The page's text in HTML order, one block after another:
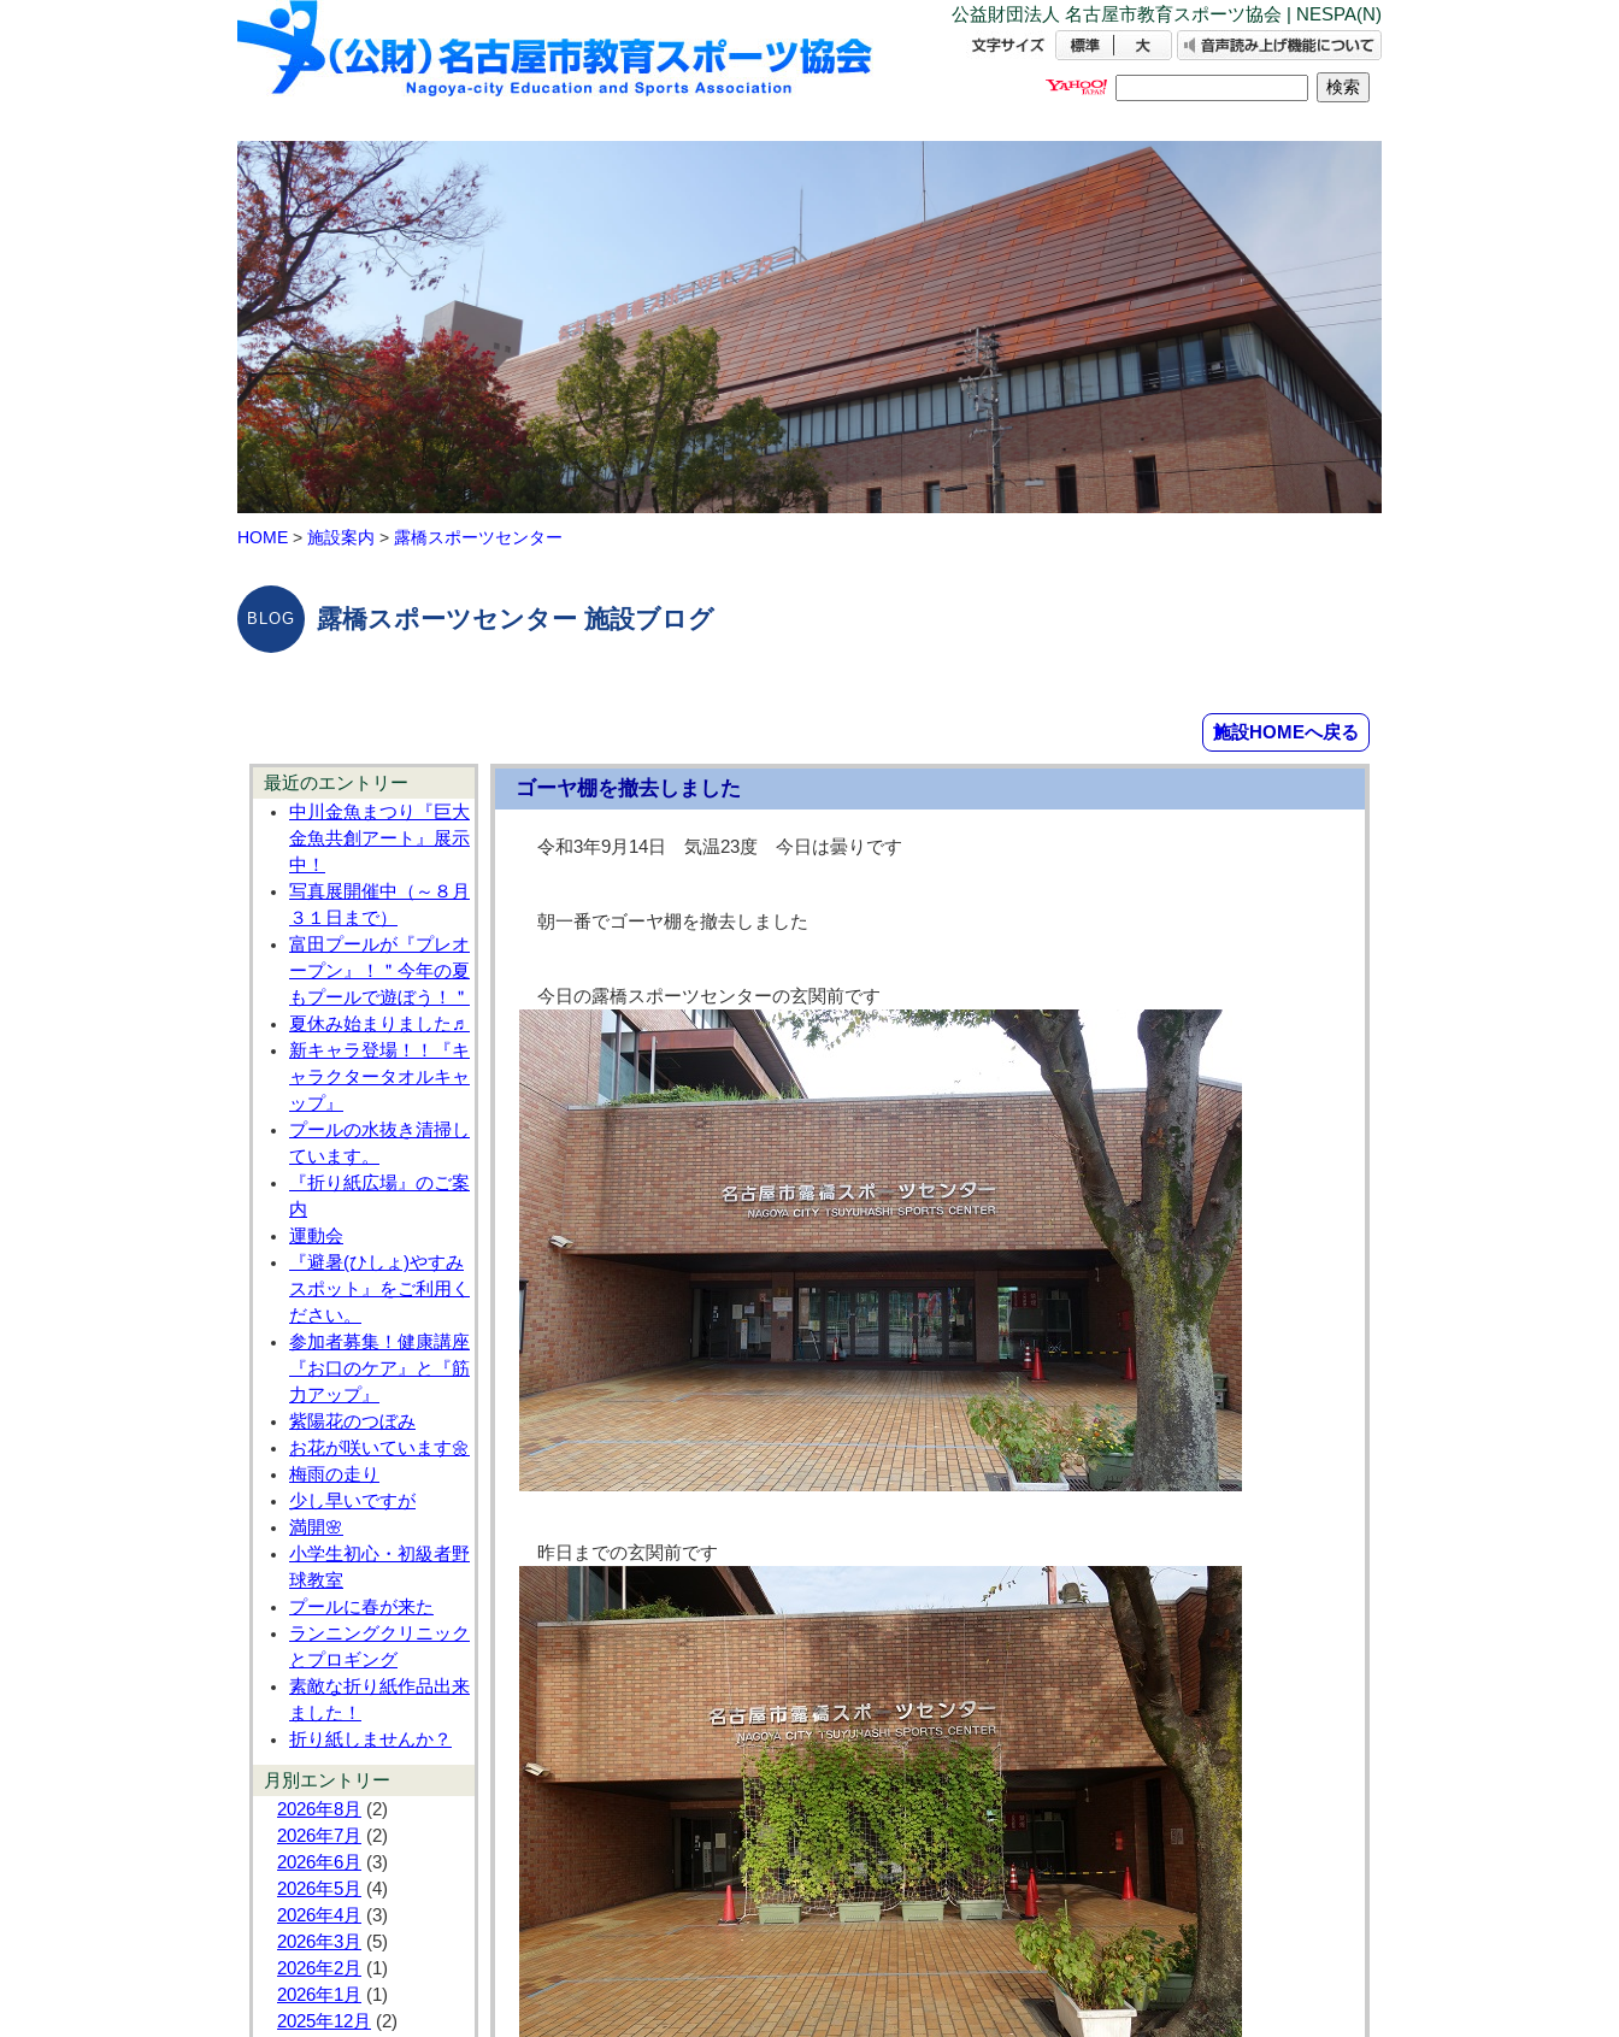
公益財団法人 名古屋市教育スポーツ協会 | NESPA(N)
HOME > 施設案内 > 露橋スポーツセンター
露橋スポーツセンター 施設ブログ
施設HOMEへ戻る
最近のエントリー
中川金魚まつり『巨大
金魚共創アート』展示
中！
写真展開催中（～８月
３１日まで）
富田プールが『プレオ
ープン』！＂今年の夏
もプールで遊ぼう！＂
夏休み始まりました♬
新キャラ登場！！『キ
ャラクタータオルキャ
ップ』
プールの水抜き清掃し
ています。
『折り紙広場』のご案
内
運動会
『避暑(ひしょ)やすみ
スポット』をご利用く
ださい。
参加者募集！健康講座
『お口のケア』と『筋
力アップ』
紫陽花のつぼみ
お花が咲いています🌼
梅雨の走り
少し早いですが
満開🌸
小学生初心・初級者野
球教室
プールに春が来た
ランニングクリニック
とプロギング
素敵な折り紙作品出来
ました！
折り紙しませんか？
月別エントリー
2026年8月 (2)
2026年7月 (2)
2026年6月 (3)
2026年5月 (4)
2026年4月 (3)
2026年3月 (5)
2026年2月 (1)
2026年1月 (1)
2025年12月 (2)
ゴーヤ棚を撤去しました
令和3年9月14日 気温23度 今日は曇りです
朝一番でゴーヤ棚を撤去しました
今日の露橋スポーツセンターの玄関前です
昨日までの玄関前です